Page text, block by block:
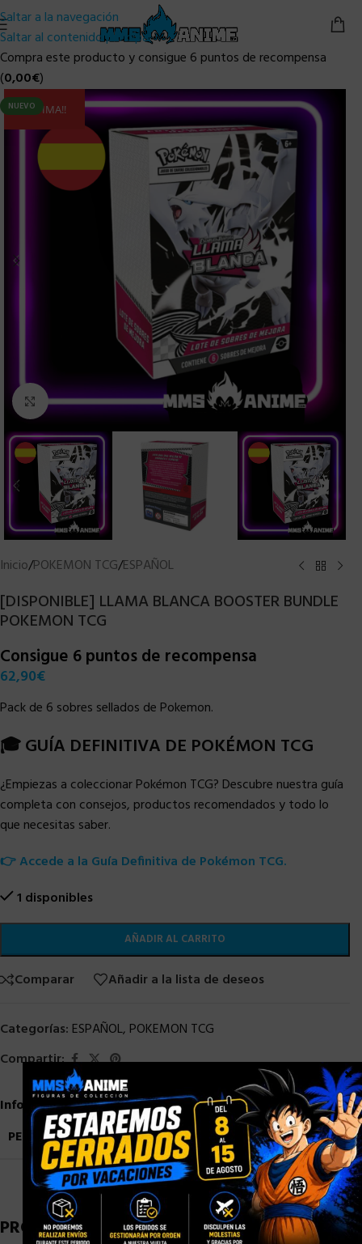
Saltar a la navegación
Saltar al contenido principal
Compra este producto y consigue 6 puntos de recompensa
(0,00€)
NUEVOULTIMA!!
Clic para ampliar
Inicio/POKEMON TCG/ESPAÑOL
[DISPONIBLE] LLAMA BLANCA BOOSTER BUNDLE
POKEMON TCG
Consigue 6 puntos de recompensa
62,90€
Pack de 6 sobres sellados de Pokemon.
🎓 GUÍA DEFINITIVA DE POKÉMON TCG
¿Empiezas a coleccionar Pokémon TCG? Descubre nuestra guía
completa con consejos, productos recomendados y todo lo
que necesitas saber.
👉 Accede a la Guía Definitiva de Pokémon TCG.
1 disponibles
AÑADIR AL CARRITO
Comparar Añadir a la lista de deseos
Categorías: ESPAÑOL, POKEMON TCG
Compartir:
Información adicional
PESO
0,9 kg
PRODUCTOS RELACIONADOS
×